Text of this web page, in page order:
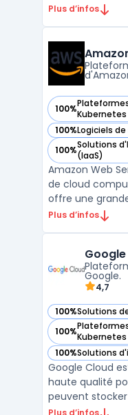
européennes.
digital
Matrix42 traite ...
Plus d’infos
100%Kubernetes
— voir Amazon
100%Logiciels
— voir Amazon
100%Solutions
(IaaS)
— voir Amazon
Amazon Web
de cloud
offre une
d'outils pour
les clients
multi-cloud, ...
Plus d’infos
Google.
4,7
100%Solutions
— voir Google
100%Kubernetes
— voir Google
100%Solutions
— voir Google
Google Cloud
haute qualité
peuvent
gestion multi-
Plus d’infos